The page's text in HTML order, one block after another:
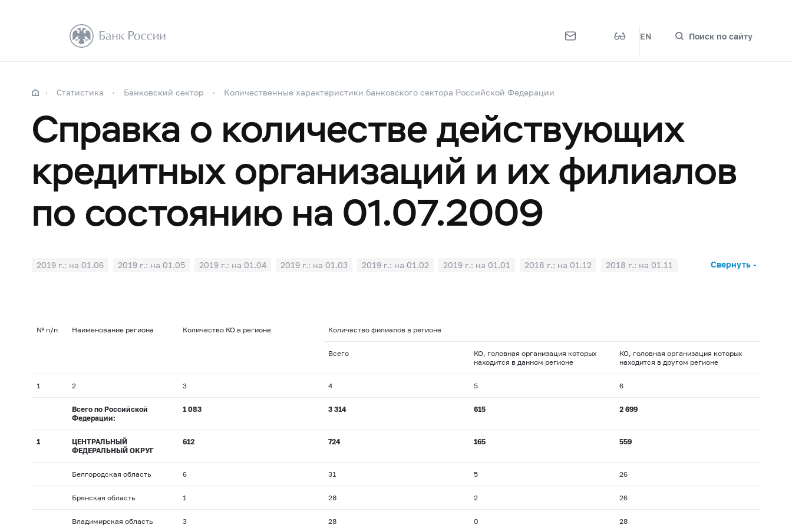
EN Поиск по сайту
Статистика Банковский сектор Количественные характеристики банковского сектора Российской Федерации
Справка о количестве действующих
кредитных организаций и их филиалов
по состоянию на 01.07.2009
2019 г.: на 01.06 2019 г.: на 01.05 2019 г.: на 01.04 2019 г.: на 01.03 2019 г.: на 01.02 2019 г.: на 01.01 2018 г.: на 01.12
2018 г.: на 01.11
2015 г.: на 01.11 2015 г.: на 01.09 2015 г.: на 01.08
2015 г.: на 01.07
2014 г.: на 01.02
2012 г.: на 01.10
2012 г.: на 01.09
2012 г.: на 01.02
2012 г.: на 01.01 2011 г.: на 01.11 2011 г.: на 01.09
2011 г.: на 01.07
Свернуть -
№ п/п Наименование региона Количество КО в регионе Количество филиалов в регионе
Всего
КО, головная организация которых
находится в данном регионе
КО, головная организация которых
находится в другом регионе
1 2 3 4 5 6
Всего по Российской
Федерации:
1 083 3 314 615 2 699
1
ЦЕНТРАЛЬНЫЙ
ФЕДЕРАЛЬНЫЙ ОКРУГ
612 724 165 559
Белгородская область 6 31 5 26
Брянская область 1 28 2 26
Владимирская область 3 28 0 28